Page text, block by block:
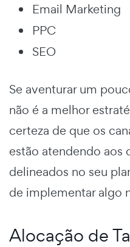
Email Marketing
PPC
SEO
Se aventurar um
não é a melhor
certeza de que os
estão atendendo aos
delineados no seu
de implementar algo
Alocação de